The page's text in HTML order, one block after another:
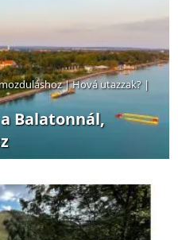
|Hová utazzak? |
Balatonnál,